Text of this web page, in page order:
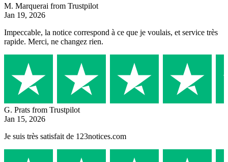
M. Marquerai from Trustpilot
Jan 19, 2026
Impeccable, la notice correspond à ce que je voulais, et service très
rapide. Merci, ne changez rien.
G. Prats from Trustpilot
Jan 15, 2026
Je suis très satisfait de 123notices.com